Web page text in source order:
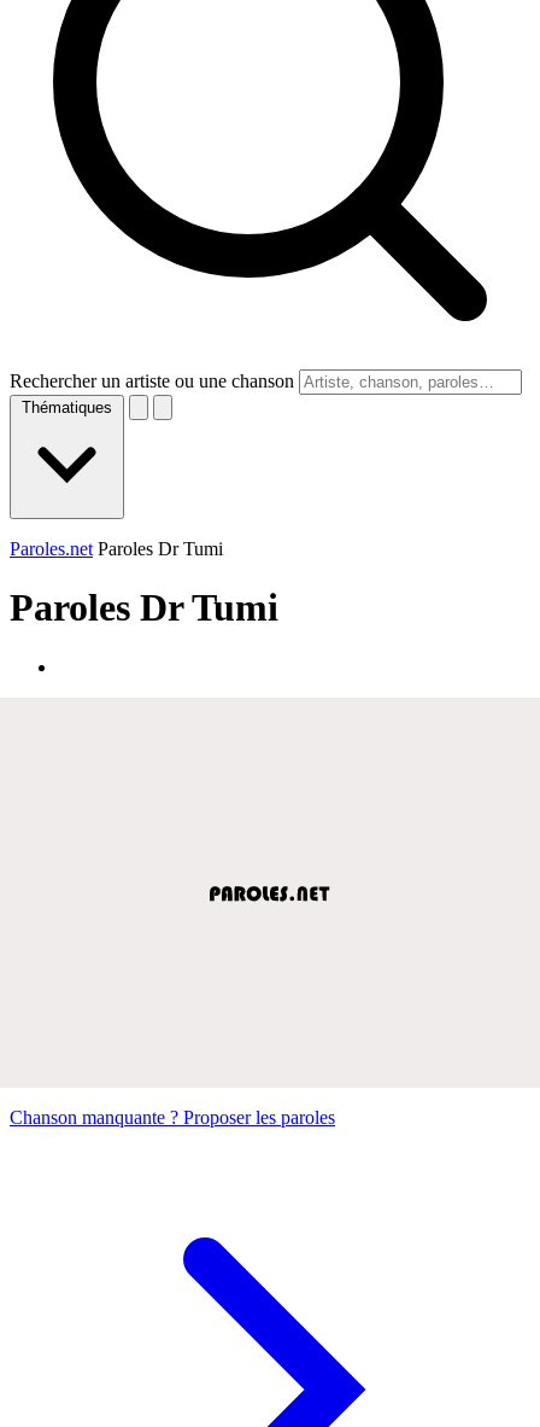
Rechercher un artiste ou une chanson
Thématiques
Paroles.net Paroles Dr Tumi
Paroles Dr Tumi
Chanson manquante ? Proposer les paroles